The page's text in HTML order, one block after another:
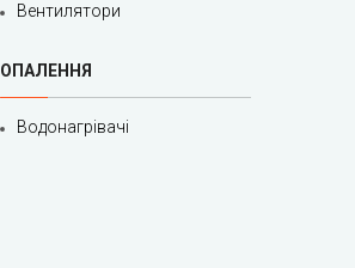
Вентилятори
ОПАЛЕННЯ
Водонагрівачі